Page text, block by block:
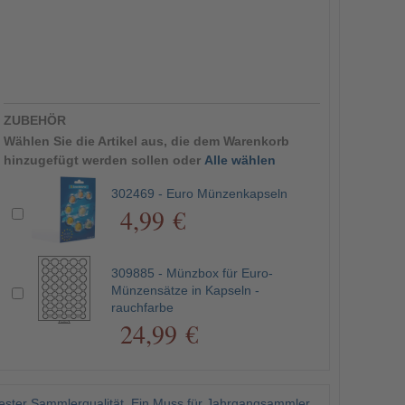
ZUBEHÖR
Wählen Sie die Artikel aus, die dem Warenkorb
hinzugefügt werden sollen oder Alle wählen
302469 - Euro Münzenkapseln
4,99 €
309885 - Münzbox für Euro-
Münzensätze in Kapseln -
rauchfarbe
24,99 €